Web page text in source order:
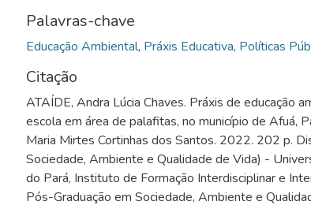
Palavras-chave
Educação Ambiental, Práxis Educativa, Políticas
Citação
ATAÍDE, Andra Lúcia Chaves. Práxis de educação
escola em área de palafitas, no município de Afuá,
Maria Mirtes Cortinhas dos Santos. 2022. 202 p.
Sociedade, Ambiente e Qualidade de Vida) -
do Pará, Instituto de Formação Interdisciplinar e
Pós-Graduação em Sociedade, Ambiente e